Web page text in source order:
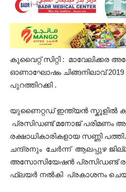
കുവൈറ്റ് സിറ്റി :
ഓണാഘോഷം ചിങ്ങനിലാവ്
പുറത്തിറക്കി .
യുണൈറ്റഡ് ഇന്ത്യൻ സ്കൂളിൽ
പ്രസിഡണ്ട് മനോജ് പരിമണം
രക്ഷാധികാരികളായ സണ്ണി
ചന്ദ്രനും ചേർന്ന് ആലപ്പുഴ
അസോസിയേഷൻ പ്രസിഡണ്ട്
ഫ്ലയർ നൽകി പ്രകാശനം